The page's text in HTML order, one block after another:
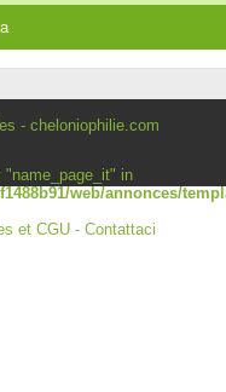
- cheloniophilie.com
"name_page_it" in
web/annonces/
et CGU- Contattaci